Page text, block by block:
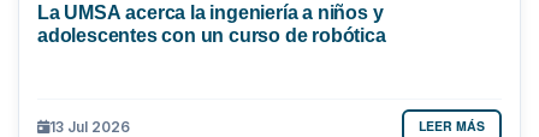
La UMSA acerca la ingeniería a niños y
adolescentes con un curso de robótica
13 Jul 2026 LEER MÁS